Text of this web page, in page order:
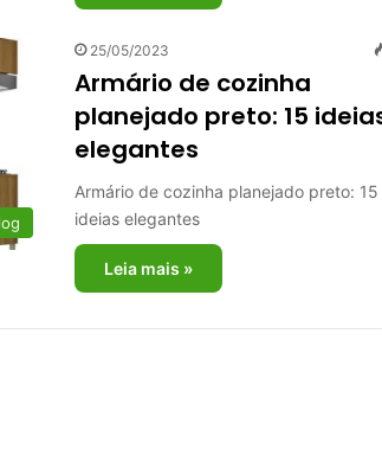
25/05/2023
Armário de cozinha
planejado preto: 15
elegantes
Armário de cozinha planejado preto: 15
ideias elegantes
Leia mais »